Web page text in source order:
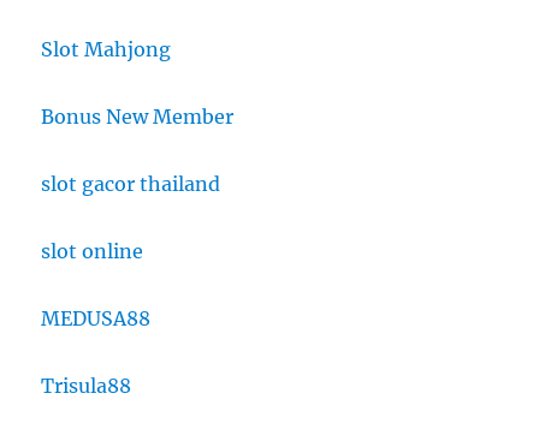
Slot Mahjong
Bonus New Member
slot gacor thailand
slot online
MEDUSA88
Trisula88